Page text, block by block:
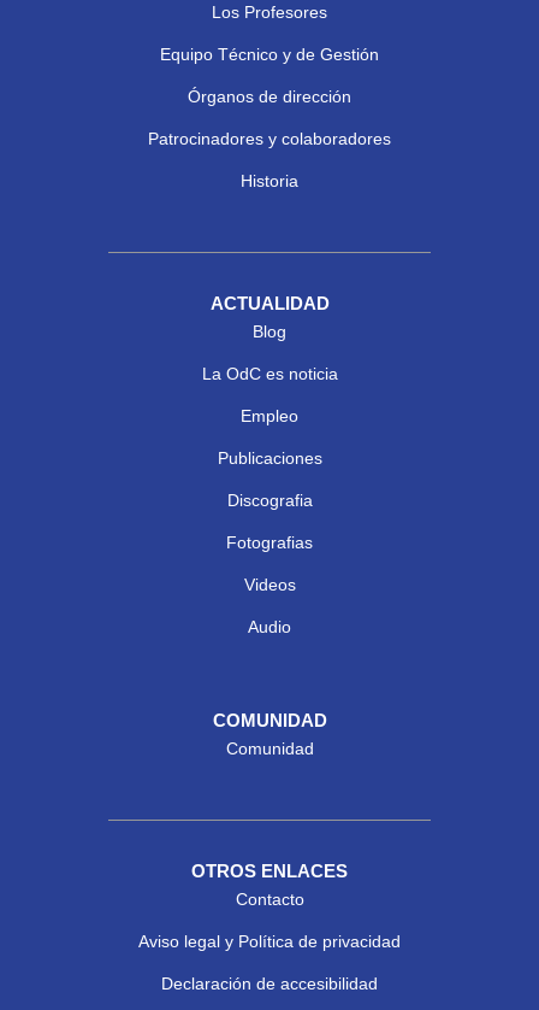
Los Profesores
Equipo Técnico y de Gestión
Órganos de dirección
Patrocinadores y colaboradores
Historia
ACTUALIDAD
Blog
La OdC es noticia
Empleo
Publicaciones
Discografia
Fotografias
Videos
Audio
COMUNIDAD
Comunidad
OTROS ENLACES
Contacto
Aviso legal y Política de privacidad
Declaración de accesibilidad